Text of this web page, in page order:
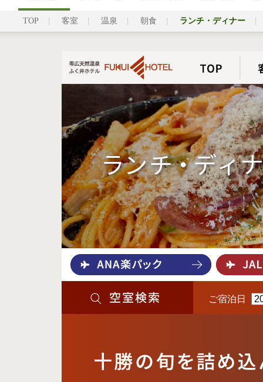
TOP 客室 温泉 朝食 ランチ・ディナー